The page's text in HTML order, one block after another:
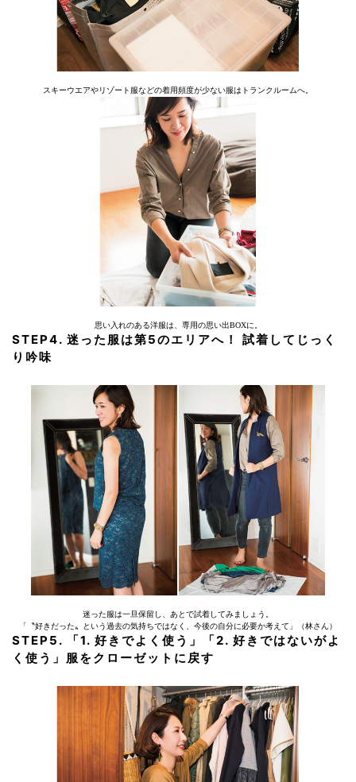
スキーウエアやリゾート服などの着用頻度が少ない服はトランクルームへ。
思い入れのある洋服は、専用の思い出BOXに。
STEP4. 迷った服は第5のエリアへ！ 試着してじっく
り吟味
迷った服は一旦保留し、あとで試着してみましょう。
「〝好きだった〟という過去の気持ちではなく、今後の自分に必要か考えて」（林さん）
STEP5. 「1. 好きでよく使う」「2. 好きではないがよ
く使う」服をクローゼットに戻す